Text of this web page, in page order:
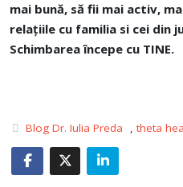
mai bună, să fii mai activ,
relațiile cu familia si cei din
Schimbarea începe cu TINE.
Blog Dr. Iulia Preda , theta